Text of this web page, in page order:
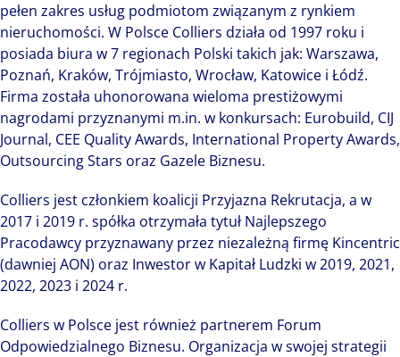
pełen zakres usług podmiotom związanym z rynkiem
nieruchomości. W Polsce Colliers działa od 1997 roku i
posiada biura w 7 regionach Polski takich jak: Warszawa,
Poznań, Kraków, Trójmiasto, Wrocław, Katowice i Łódź.
Firma została uhonorowana wieloma prestiżowymi
nagrodami przyznanymi m.in. w konkursach: Eurobuild, CIJ
Journal, CEE Quality Awards, International Property Awards,
Outsourcing Stars oraz Gazele Biznesu.
Colliers jest członkiem koalicji Przyjazna Rekrutacja, a w
2017 i 2019 r. spółka otrzymała tytuł Najlepszego
Pracodawcy przyznawany przez niezależną firmę Kincentric
(dawniej AON) oraz Inwestor w Kapitał Ludzki w 2019, 2021,
2022, 2023 i 2024 r.
Colliers w Polsce jest również partnerem Forum
Odpowiedzialnego Biznesu. Organizacja w swojej strategii